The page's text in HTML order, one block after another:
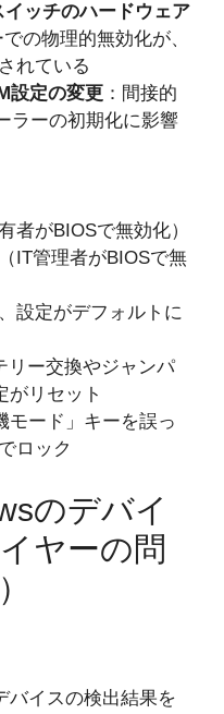
イッチのハードウェア
の物理的無効化が、
れている
設定の変更 ：間接的
ラーの初期化に影響
者がBIOSで無効化）
IT管理者がBIOSで無
設定がデフォルトに
リー交換やジャンパ
がリセット
モード」キーを誤っ
ロック
のデバイ
ヤーの問
バイスの検出結果を